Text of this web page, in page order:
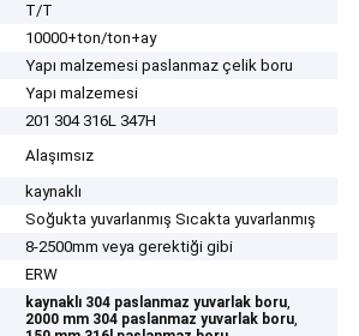
T/T
10000+ton/ton+ay
Yapı malzemesi paslanmaz çelik boru
Yapı malzemesi
201 304 316L 347H
Alaşımsız
kaynaklı
Soğukta yuvarlanmış Sıcakta yuvarlanmış
8-2500mm veya gerektiği gibi
ERW
kaynaklı 304 paslanmaz yuvarlak boru,
2000 mm 304 paslanmaz yuvarlak boru,